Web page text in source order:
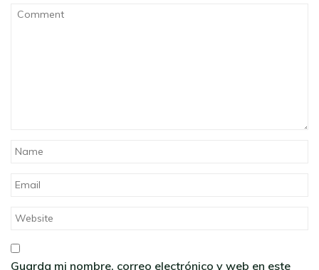
Guarda mi nombre, correo electrónico y web en este